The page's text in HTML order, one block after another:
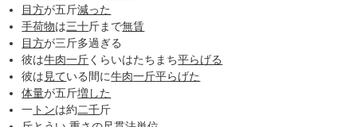
目方が五斤減った
手荷物は三十斤まで無賃
目方が三斤多過ぎる
彼は牛肉一斤くらいはたちまち平らげる
彼は 見ている間に牛肉一斤平らげた
体量が五斤増した
一 トンは約二千斤